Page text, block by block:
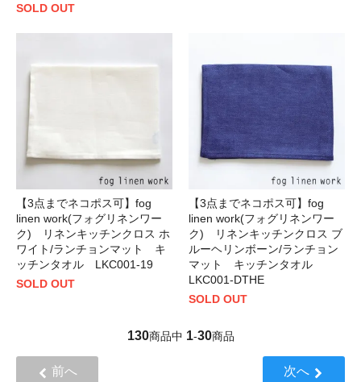
SOLD OUT
【3点までネコポス可】fog
linen work(フォグリネンワー
ク) リネンキッチンクロス ホ
ワイト/ランチョンマット キ
ッチンタオル LKC001-19
SOLD OUT
【3点までネコポス可】fog
linen work(フォグリネンワー
ク) リネンキッチンクロス ブ
ルーヘリンボーン/ランチョン
マット キッチンタオル
LKC001-DTHE
SOLD OUT
130商品中 1-30商品
前へ 次へ